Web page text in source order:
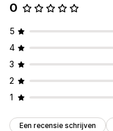
0
5
4
3
2
1
Een recensie schrijven